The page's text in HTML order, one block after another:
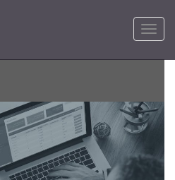
для выставления
удобно, быстро и